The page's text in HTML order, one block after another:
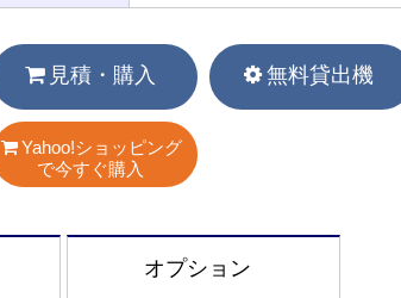
見積・購入 無料貸出機
Yahoo!ショッピング
で今すぐ購入
オプション